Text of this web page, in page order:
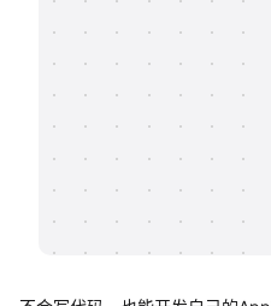
知识分享社区